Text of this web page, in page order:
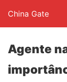
China Gate
Agente